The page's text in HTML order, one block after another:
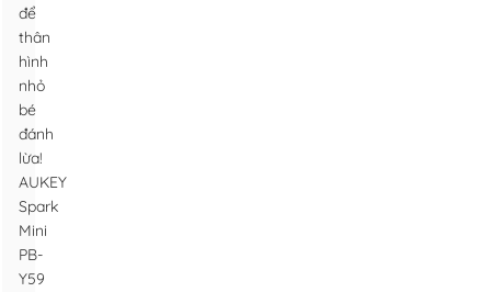
để
thân
hình
nhỏ
bé
đánh
lừa!
AUKEY
Spark
Mini
PB-
Y59